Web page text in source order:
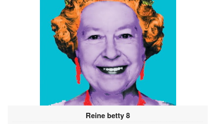
Reine betty 8